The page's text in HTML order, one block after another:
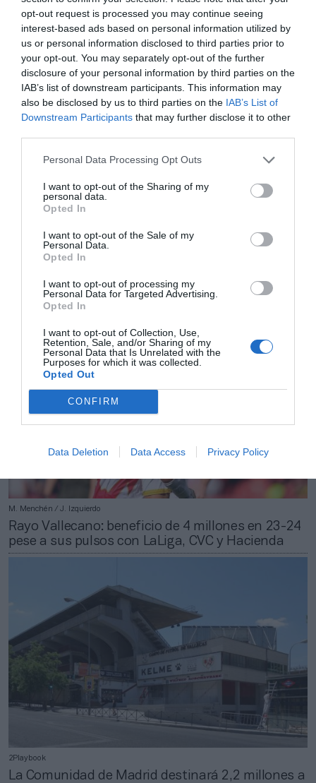
opt-out request is processed you may continue seeing
interest-based ads based on personal information utilized by
us or personal information disclosed to third parties prior to
your opt-out. You may separately opt-out of the further
disclosure of your personal information by third parties on the
IAB’s list of downstream participants. This information may
also be disclosed by us to third parties on the IAB’s List of
Downstream Participants that may further disclose it to other
Personal Data Processing Opt Outs
I want to opt-out of the Sharing of my
personal data.
Opted In
I want to opt-out of the Sale of my
Personal Data.
Opted In
I want to opt-out of processing my
Personal Data for Targeted Advertising.
Opted In
I want to opt-out of Collection, Use,
Retention, Sale, and/or Sharing of my
Personal Data that Is Unrelated with the
Purposes for which it was collected.
Opted Out
CONFIRM
Data Deletion Data Access Privacy Policy
Los jugadores del Rayo Vallecano señalan al club
por la precariedad de las instalaciones
Jabier Izquierdo
El Rayo Vallecano reclama un nuevo estadio ante
el estancamiento de su negocio y la caída de la
M. Menchén / J. Izquierdo
Rayo Vallecano: beneficio de 4 millones en 23-24
pese a sus pulsos con LaLiga, CVC y Hacienda
2Playbook
La Comunidad de Madrid destinará 2,2 millones a